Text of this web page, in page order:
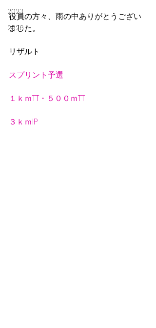
2023
2026
役員の方々、雨の中ありがとうござい
ました。
リザルト
スプリント予選
１ｋｍTT・５００ｍTT
３ｋｍIP